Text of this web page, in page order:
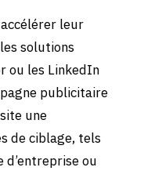
leur
solutions
ou les LinkedIn
publicitaire
une
de ciblage, tels
ou